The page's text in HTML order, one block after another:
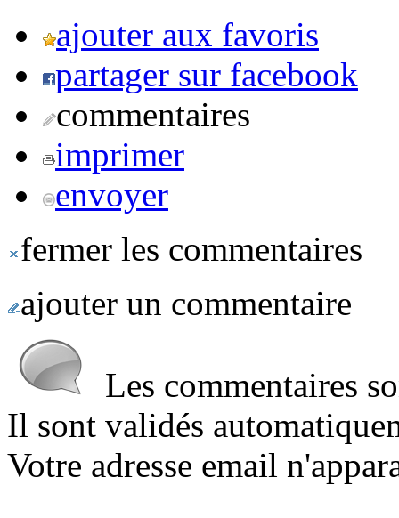
ajouter aux favoris
partager sur facebook
commentaires
imprimer
envoyer
fermer les commentaires
ajouter un commentaire
Les commentaires
Il sont validés
Votre adresse email